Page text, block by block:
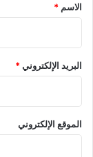
*
الاسم *
البريد الإلكتروني*
الموقع الإلكتروني